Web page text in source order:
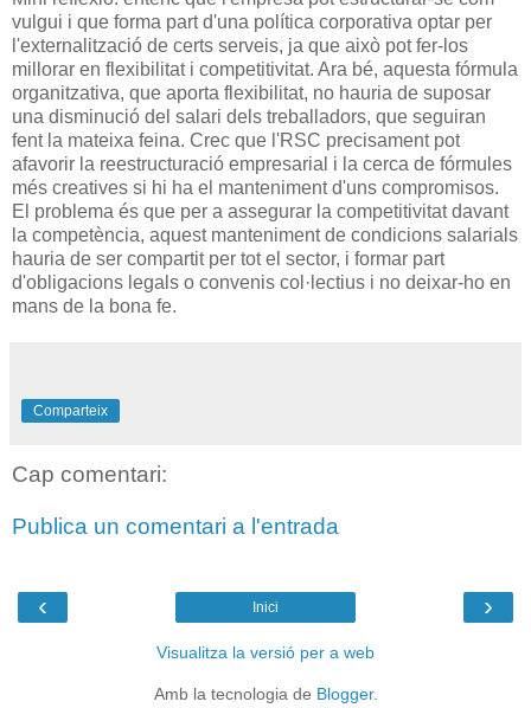
vulgui i que forma part d'una política corporativa optar per
l'externalització de certs serveis, ja que això pot fer-los
millorar en flexibilitat i competitivitat. Ara bé, aquesta fórmula
organitzativa, que aporta flexibilitat, no hauria de suposar
una disminució del salari dels treballadors, que seguiran
fent la mateixa feina. Crec que l'RSC precisament pot
afavorir la reestructuració empresarial i la cerca de fórmules
més creatives si hi ha el manteniment d'uns compromisos.
El problema és que per a assegurar la competitivitat davant
la competència, aquest manteniment de condicions salarials
hauria de ser compartit per tot el sector, i formar part
d'obligacions legals o convenis col·lectius i no deixar-ho en
mans de la bona fe.
Comparteix
Cap comentari:
Publica un comentari a l'entrada
‹ ›
Inici
Visualitza la versió per a web
Amb la tecnologia de Blogger.